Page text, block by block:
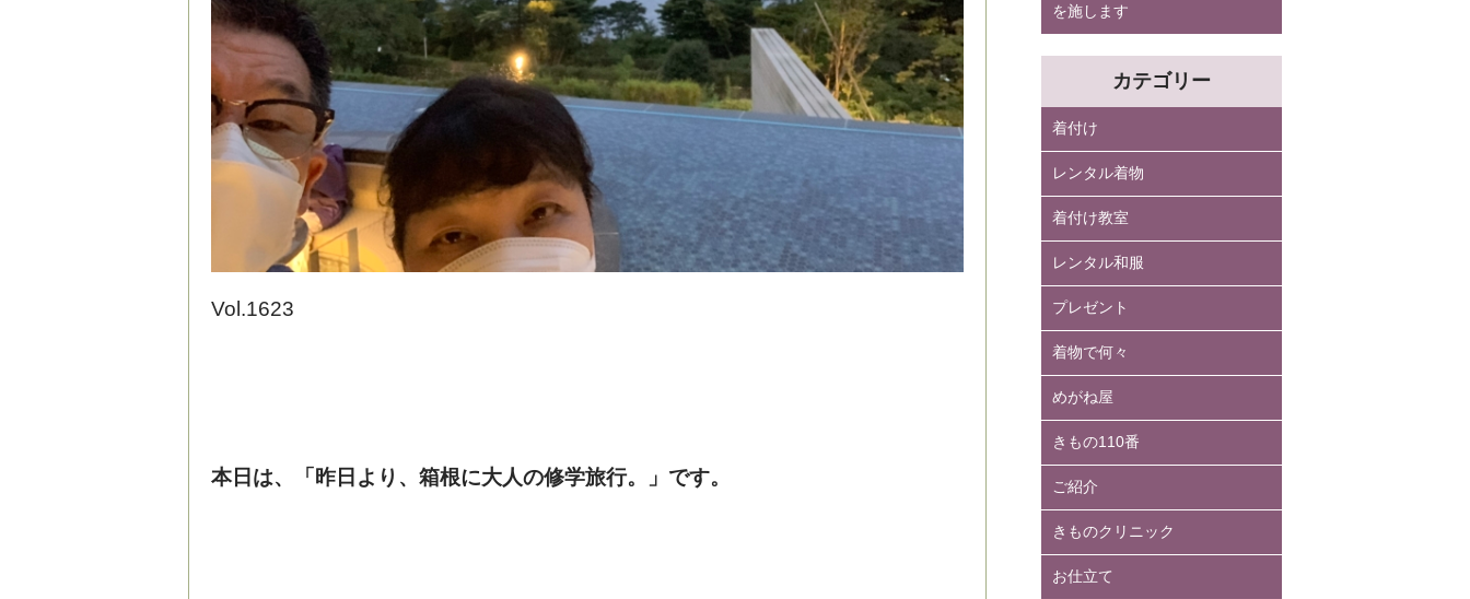
Vol.1623
本日は、「昨日より、箱根に大人の修学旅行。」です。
を施します
カテゴリー
着付け
レンタル着物
着付け教室
レンタル和服
プレゼント
着物で何々
めがね屋
きもの110番
ご紹介
きものクリニック
お仕立て